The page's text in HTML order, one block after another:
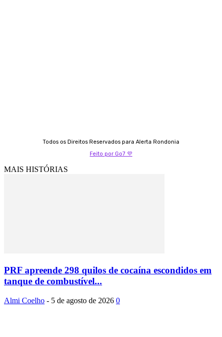
Todos os Direitos Reservados para Alerta Rondonia
Feito por Go7 💜
MAIS HISTÓRIAS
PRF apreende 298 quilos de cocaína escondidos em
tanque de combustível...
Almi Coelho - 5 de agosto de 2026 0